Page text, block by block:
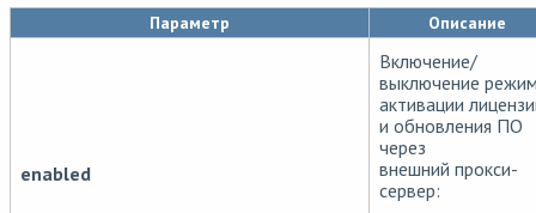
Параметр Описание
enabled
Включение/
выключение
активации
и обновления ПО
через
внешний прокси-
сервер: